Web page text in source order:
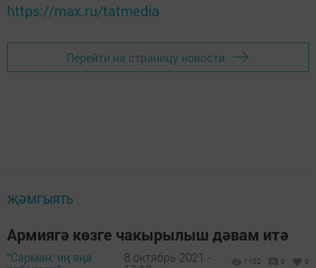
https://max.ru/tatmedia
Перейти на страницу новости
ҖӘМГЫЯТЬ
Армиягә көзге чакырылыш дәвам итә
"Сарман: иң яңа
8 октябрь 2021 -
1102 0 0